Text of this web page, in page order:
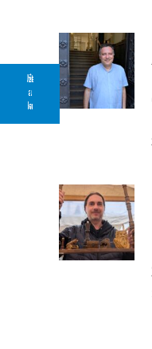
Upišite
se u
bazu